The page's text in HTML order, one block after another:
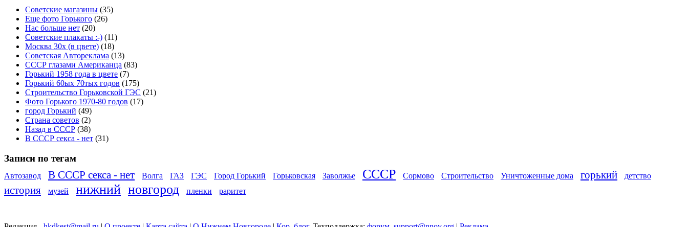
Советские магазины (35)
Еще фото Горького (26)
Нас больше нет (20)
Советские плакаты :-) (11)
Москва 30x (в цвете) (18)
Советская Автореклама (13)
СССР глазами Американца (83)
Горький 1958 года в цвете (7)
Горький 60ых 70тых годов (175)
Строительство Горьковской ГЭС (21)
Фото Горького 1970-80 годов (17)
город Горький (49)
Страна советов (2)
Назад в СССР (38)
В СССР секса - нет (31)
Записи по тегам
Автозавод В СССР секса - нет Волга ГАЗ ГЭС Город Горький Горьковская Заволжье СССР Сормово Строительство Уничтоженные дома горький детство
история музей нижний новгород пленки раритет